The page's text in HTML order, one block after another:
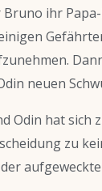
ihr
neuen
Odin hat sich
zu